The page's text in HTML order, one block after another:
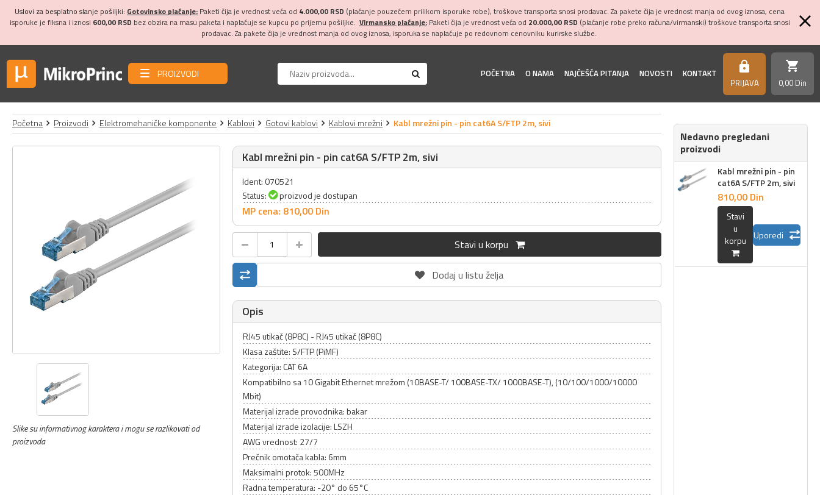
Uslovi za besplatno slanje pošiljki: Gotovinsko plaćanje: Paketi čija je vrednost veća od 4.000,00 RSD (plaćanje pouzećem prilikom isporuke robe), troškove transporta snosi prodavac. Za pakete čija je vrednost manja od ovog iznosa, cena
isporuke je fiksna i iznosi 600,00 RSD bez obzira na masu paketa i naplaćuje se kupcu po prijemu pošiljke. Virmansko plaćanje:Paketi čija je vrednost veća od 20.000,00 RSD (plaćanje robe preko računa/virmanski) troškove transporta snosi
prodavac. Za pakete čija je vrednost manja od ovog iznosa, isporuka se naplaćuje po redovnom cenovniku kurirske službe.
PROIZVODI POČETNA O NAMA NAJČEŠĆA PITANJA NOVOSTI KONTAKT https
PRIJAVA
shopping_cart
0,00 Din
Početna Proizvodi Elektromehaničke komponente Kablovi Gotovi kablovi Kablovi mrežni Kabl mrežni pin - pin cat6A S/FTP 2m, sivi
Slike su informativnog karaktera i mogu se razlikovati od
proizvoda
Kabl mrežni pin - pin cat6A S/FTP 2m, sivi
Ident: 070521
Status:
proizvod je dostupan
MP cena: 810,00 Din
Stavi u korpu
Dodaj u listu želja
Opis
RJ45 utikač (8P8C) - RJ45 utikač (8P8C)
Klasa zaštite: S/FTP (PiMF)
Kategorija: CAT 6A
Kompatibilno sa 10 Gigabit Ethernet mrežom (10BASE-T/ 100BASE-TX/ 1000BASE-T), (10/100/1000/10000
Mbit)
Materijal izrade provodnika: bakar
Materijal izrade izolacije: LSZH
AWG vrednost: 27/7
Prečnik omotača kabla: 6mm
Maksimalni protok: 500MHz
Radna temperatura: -20° do 65°C
Nedavno pregledani
proizvodi
Kabl mrežni pin - pin
cat6A S/FTP 2m, sivi
810,00 Din
Stavi
u
korpu
Uporedi